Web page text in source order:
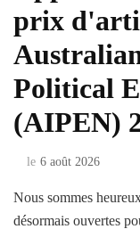
prix
Political
(AIPEN)
le 6 août 2026
Nous sommes
désormais ouvertes